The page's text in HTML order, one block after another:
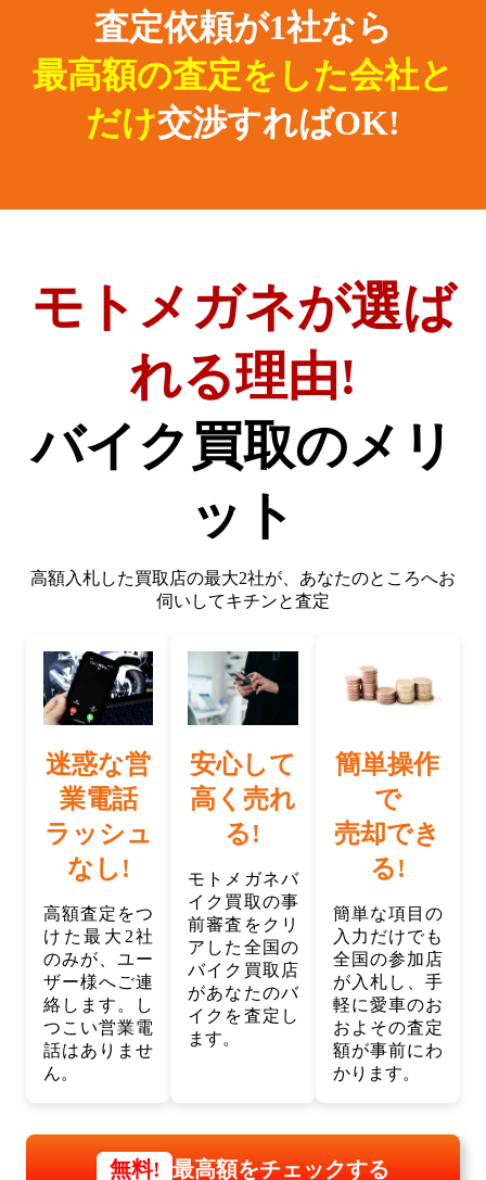
査定依頼が1社なら
最高額の査定をした会社と
だけ交渉すればOK!
モトメガネが選ば
れる理由!
バイク買取のメリ
ット
高額入札した買取店の最大2社が、 あなたのところへお
伺いしてキチンと査定
迷惑な営
業電話
ラッシュ
なし!
高額査定をつ
けた最大2社
のみが、ユー
ザー様へご連
絡します。し
つこい営業電
話はありませ
ん。
安心して
高く売れ
る!
モトメガネバ
イク買取の事
前審査をクリ
アした全国の
バイク買取店
があなたのバ
イクを査定し
ます。
簡単操作
で
売却でき
る!
簡単な項目の
入力だけでも
全国の参加店
が入札し、手
軽に愛車のお
およその査定
額が事前にわ
かります。
無料! 最高額をチェックする